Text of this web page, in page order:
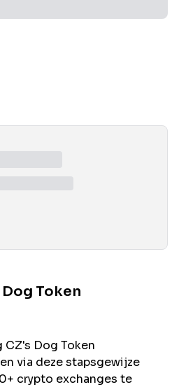
Token
CZ's Dog Token
via deze stapsgewijze
crypto exchanges te